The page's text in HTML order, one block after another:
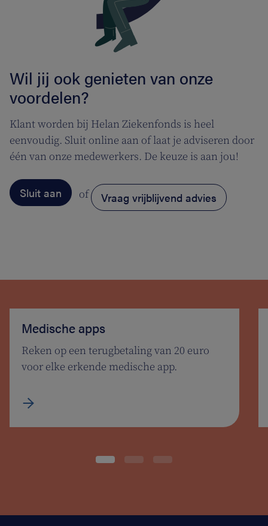
Wil jij ook genieten van onze
voordelen?
Klant worden bij Helan Ziekenfonds is heel
eenvoudig. Sluit online aan of laat je adviseren door
één van onze medewerkers. De keuze is aan jou!
Sluit aan of Vraag vrijblijvend advies
Medische apps
Reken op een terugbetaling van 20 euro
voor elke erkende medische app.